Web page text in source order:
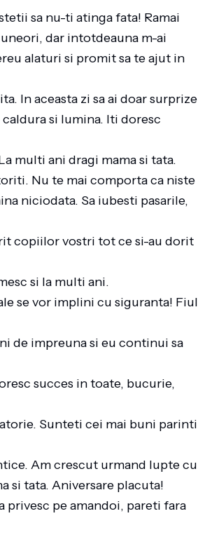
sa nu-ti atinga fata! Ramai
dar intotdeauna m-ai
alaturi si promit sa te ajut in
In aceasta zi sa ai doar surprize
si lumina. Iti doresc
multi ani dragi mama si tata.
Nu te mai comporta ca niste
niciodata. Sa iubesti pasarile,
copiilor vostri tot ce si-au dorit
si la multi ani.
se vor implini cu siguranta! Fiul
de impreuna si eu continui sa
succes in toate, bucurie,
Sunteti cei mai buni parinti
Am crescut urmand lupte cu
si tata. Aniversare placuta!
privesc pe amandoi, pareti fara